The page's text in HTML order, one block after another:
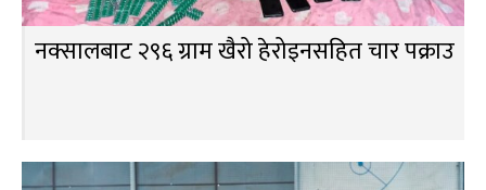
नक्सालबाट २९६ ग्राम खैरो हेरोइनसहित चार पक्राउ